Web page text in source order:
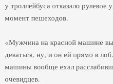
у троллейбуса отказало
момент пешеходов.
«Мужчина на красной машине
деваться, ну, и он ей прямо в
машины вообще ехал
очевидцев.